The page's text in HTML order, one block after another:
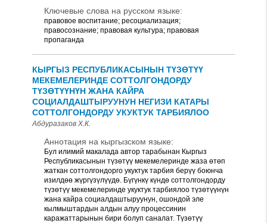
Ключевые слова на русском языке:
правовое воспитание; ресоциализация;
правосознание; правовая культура; правовая
пропаганда
КЫРГЫЗ РЕСПУБЛИКАСЫНЫН ТҮЗӨТҮҮ
МЕКЕМЕЛЕРИНДЕ СОТТОЛГОНДОРДУ
ТҮЗӨТҮҮНҮН ЖАНА КАЙРА
СОЦИАЛДАШТЫРУУНУН НЕГИЗИ КАТАРЫ
СОТТОЛГОНДОРДУ УКУКТУК ТАРБИЯЛОО
Абдуразаков Х.К.
Аннотация на кыргызском языке:
Бул илимий макалада автор тарабынан Кыргыз
Республикасынын түзөтүү мекемелеринде жаза өтөп
жаткан соттолгондорго укуктук тарбия берүү боюнча
изилдөө жүргүзүлүүдө. Бүгүнкү күндө соттолгондорду
түзөтүү мекемелеринде укуктук тарбиялоо түзөтүүнүн
жана кайра социалдаштыруунун, ошондой эле
кылмыштардын алдын алуу процессинин
каражаттарынын бири болуп саналат. Түзөтүү